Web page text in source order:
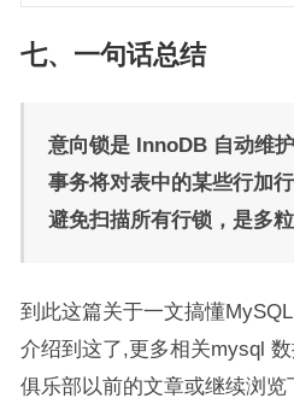
七、一句话总结
意向锁是 InnoDB 自动维
事务将对表中的某些行加
避免扫描所有行锁，是多
到此这篇关于一文搞懂
介绍到这了,更多相关mysql
俱乐部以前的文章或继续浏